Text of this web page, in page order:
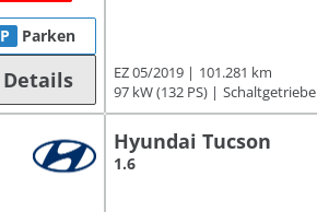
P Parken
Details EZ 05/2019
101.281 km
97 kW (132 PS)
Schaltgetriebe
Hyundai Tucson
1.6